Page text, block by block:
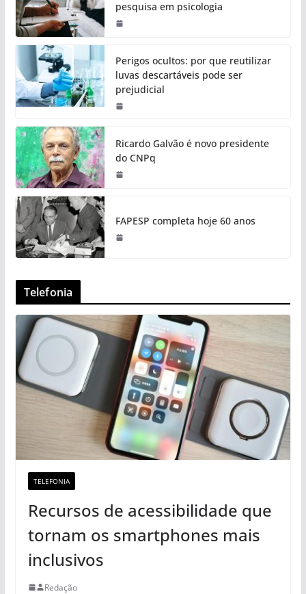
pesquisa em psicologia
Perigos ocultos: por que reutilizar
luvas descartáveis pode ser
prejudicial
Ricardo Galvão é novo presidente
do CNPq
FAPESP completa hoje 60 anos
Telefonia
TELEFONIA
Recursos de acessibilidade que
tornam os smartphones mais
inclusivos
Redação